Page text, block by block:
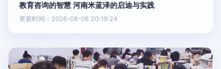
教育咨询的智慧 河南米蓝泽的启迪与实践
更新时间：2026-08-06 20:19:24